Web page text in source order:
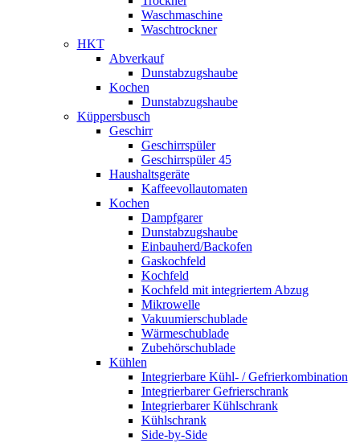
Waschmaschine
Waschtrockner
HKT
Abverkauf
Dunstabzugshaube
Kochen
Dunstabzugshaube
Küppersbusch
Geschirr
Geschirrspüler
Geschirrspüler 45
Haushaltsgeräte
Kaffeevollautomaten
Kochen
Dampfgarer
Dunstabzugshaube
Einbauherd/Backofen
Gaskochfeld
Kochfeld
Kochfeld mit integriertem Abzug
Mikrowelle
Vakuumierschublade
Wärmeschublade
Zubehörschublade
Kühlen
Integrierbare Kühl- / Gefrierkombination
Integrierbarer Gefrierschrank
Integrierbarer Kühlschrank
Kühlschrank
Side-by-Side